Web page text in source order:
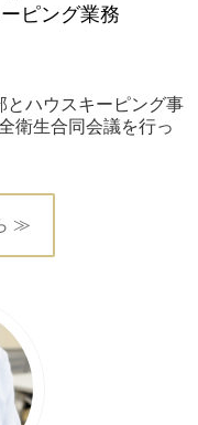
ピング業務
とハウスキーピング事
衛生合同会議を行っ
≫